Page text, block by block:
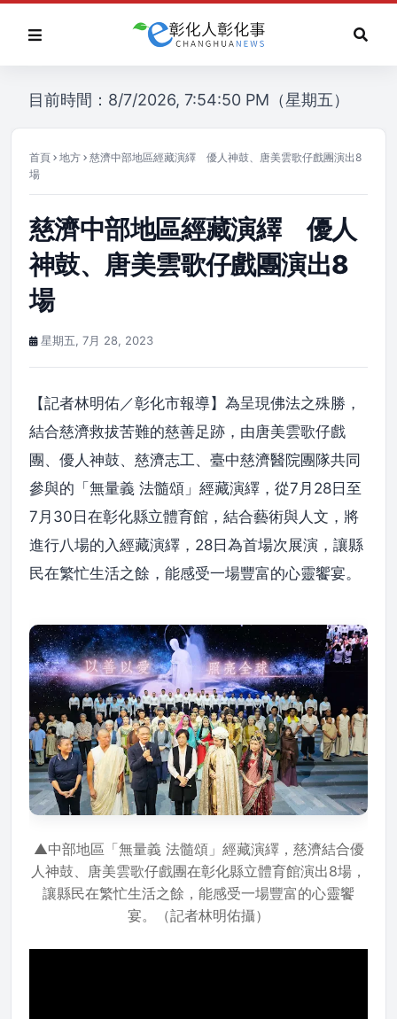
目前時間：8/7/2026, 7:54:50 PM（星期五）
首頁 地方
慈濟中部地區經藏演繹 優人神鼓、唐美雲歌仔戲團演出8
場
慈濟中部地區經藏演繹 優人
神鼓、唐美雲歌仔戲團演出8
場
星期五, 7月 28, 2023
【記者林明佑／彰化市報導】為呈現佛法之殊勝，
結合慈濟救拔苦難的慈善足跡，由唐美雲歌仔戲
團、優人神鼓、慈濟志工、臺中慈濟醫院團隊共同
參與的「無量義 法髓頌」經藏演繹，從7月28日至
7月30日在彰化縣立體育館，結合藝術與人文，將
進行八場的入經藏演繹，28日為首場次展演，讓縣
民在繁忙生活之餘，能感受一場豐富的心靈饗宴。
▲中部地區「無量義 法髓頌」經藏演繹，慈濟結合優
人神鼓、唐美雲歌仔戲團在彰化縣立體育館演出8場，
讓縣民在繁忙生活之餘，能感受一場豐富的心靈饗
宴。（記者林明佑攝）